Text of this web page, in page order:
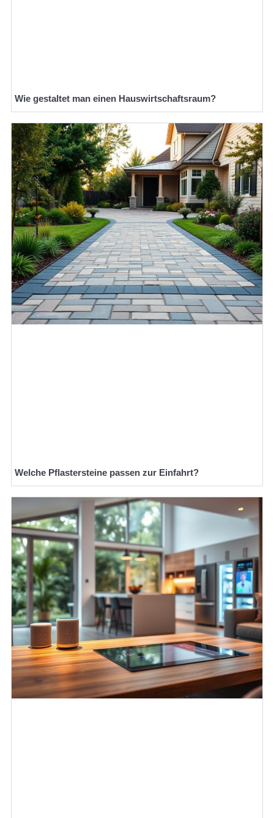
Wie gestaltet man einen Hauswirtschaftsraum?
Welche Pflastersteine passen zur Einfahrt?